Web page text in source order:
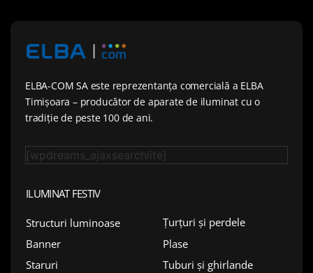
ELBA-COM SA este reprezentanța comercială a ELBA
Timișoara – producător de aparate de iluminat cu o
tradiție de peste 100 de ani.
[wpdreams_ajaxsearchlite]
ILUMINAT FESTIV
Structuri luminoase
Banner
Staruri
Țurțuri și perdele
Plase
Tuburi și ghirlande